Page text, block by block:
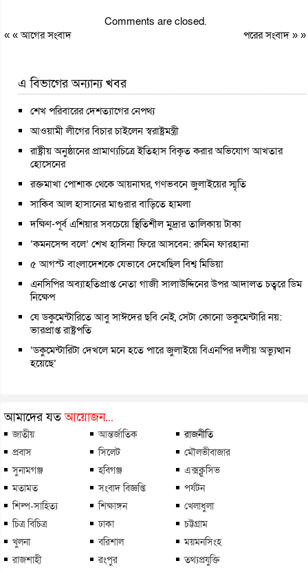
Comments are closed.
« «আগের সংবাদ পরের সংবাদ» »
এ বিভাগের অন্যান্য খবর
শেখ পরিবারের দেশত্যাগের নেপথ্য
আওয়ামী লীগের বিচার চাইলেন স্বরাষ্ট্রমন্ত্রী
রাষ্ট্রীয় অনুষ্ঠানের প্রামাণ্যচিত্রে ইতিহাস বিকৃত করার অভিযোগ আখতার
হোসেনের
রক্তমাখা পোশাক থেকে আয়নাঘর, গণভবনে জুলাইয়ের স্মৃতি
সাকিব আল হাসানের মাগুরার বাড়িতে হামলা
দক্ষিণ-পূর্ব এশিয়ার সবচেয়ে স্থিতিশীল মুদ্রার তালিকায় টাকা
‘কমনসেন্স বলে’ শেখ হাসিনা ফিরে আসবেন: রুমিন ফারহানা
৫ আগস্ট বাংলাদেশকে যেভাবে দেখেছিল বিশ্ব মিডিয়া
এনসিপির অব্যাহতিপ্রাপ্ত নেতা গাজী সালাউদ্দিনের উপর আদালত চত্বরে ডিম
নিক্ষেপ
যে ডকুমেন্টারিতে আবু সাঈদের ছবি নেই, সেটা কোনো ডকুমেন্টারি নয়:
ভারপ্রাপ্ত রাষ্ট্রপতি
‘ডকুমেন্টারিটা দেখলে মনে হতে পারে জুলাইয়ে বিএনপির দলীয় অভ্যুত্থান
হয়েছে’
আমাদের যতআয়োজন...
জাতীয় আন্তর্জাতিক
রাজনীতি
প্রবাস
সিলেট
মৌলভীবাজার
সুনামগঞ্জ
হবিগঞ্জ
এক্সক্লুসিভ
মতামত
সংবাদ বিজ্ঞপ্তি
পর্যটন
শিল্প-সাহিত্য
শিক্ষাঙ্গন
খেলাধুলা
চিত্র বিচিত্র
ঢাকা
চট্টগ্রাম
খুলনা
বরিশাল
ময়মনসিংহ
রাজশাহী
রংপুর তথ্যপ্রযুক্তি